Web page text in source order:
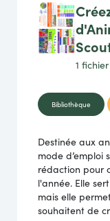
1 fichier
Bibliothèque
Destinée aux
mode d’emploi
rédaction pour
l'année. Elle
mais elle
souhaitent de